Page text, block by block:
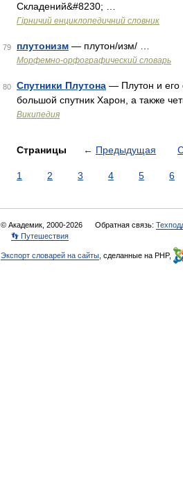
Складений&#8230; …
Гірничий енциклопедичний словник
79 плутонизм — плутон/изм/ …
Морфемно-орфографический словарь
80 Спутники Плутона — Плутон и его
большой спутник Харон, а также
Википедия
Страницы ← Предыдущая
1 2 3 4 5 6
© Академик, 2000-2026 Обратная связь:
👣 Путешествия
Экспорт словарей на сайты , сделанные на PHP,